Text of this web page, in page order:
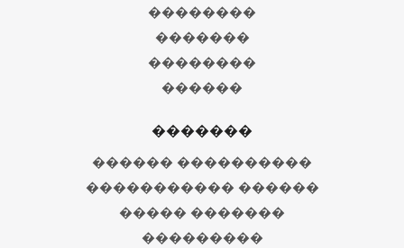
��������
�������
��������
������
�������
������ ����������
����������� ������
����� �������
���������